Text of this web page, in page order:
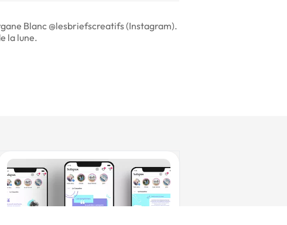
Blanc @lesbriefscreatifs (Instagram).
la lune.